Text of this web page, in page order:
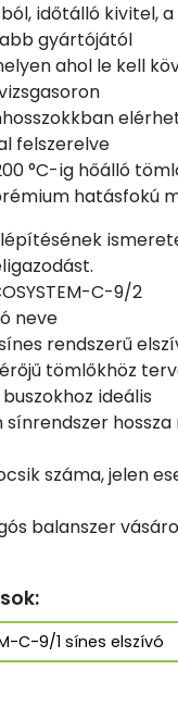
időtálló kivitel,
gyártójától
ahol le kell
felszerelve
°C-ig hőálló
hatásfokú
C-9/2
neve
rendszerű
tömlőkhöz
ideális
sínrendszer
száma, jelen
balanszer